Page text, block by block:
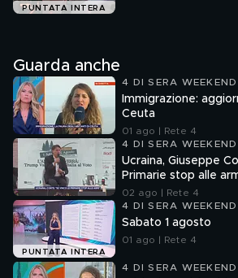
PUNTATA INTERA
Guarda anche
4 DI SERA WEEKEND
Immigrazione:
Ceuta
01 ago | Rete 4
4 DI SERA WEEKEND
Ucraina, Giuseppe
Primarie stop alle
02 ago | Rete 4
PUNTATA INTERA
4 DI SERA WEEKEND
Sabato 1 agosto
01 ago | Rete 4
4 DI SERA WEEKEND